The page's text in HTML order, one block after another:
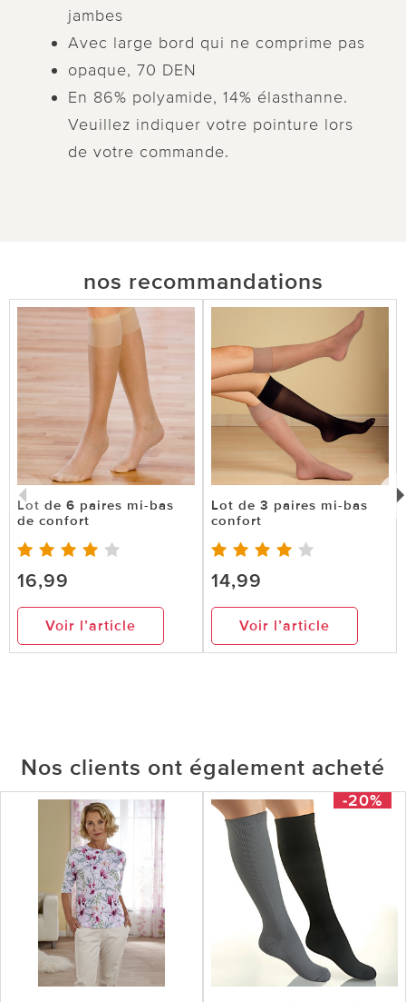
jambes
Avec large bord qui ne comprime pas
opaque, 70 DEN
En 86% polyamide, 14% élasthanne.
Veuillez indiquer votre pointure lors
de votre commande.
nos recommandations
Lot de 6 paires mi-bas
de confort
16,99
Voir l’article
Lot de 3 paires mi-bas
confort
14,99
Voir l’article
Nos clients ont également acheté
-20%